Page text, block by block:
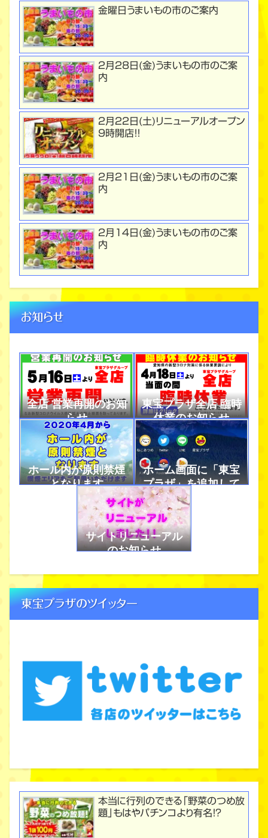
金曜日うまいもの市のご案内
２月２8日(金)うまいもの市のご案
内
２月２２日(土)リニューアルオープン
９時開店！！
２月２１日(金)うまいもの市のご案
内
２月１４日(金)うまいもの市のご案
内
お知らせ
全店 営業再開のお知
らせ
東宝プラザ全店 臨時
休業のお知らせ
ホール内が原則禁煙
となります
ホーム画面に「東宝
プラザ」を追加して
アプリのように使お
う！
サイトリニューアル
のお知らせ
東宝プラザのツイッター
本当に行列のできる「野菜のつめ放
題」もはやパチンコより有名！？